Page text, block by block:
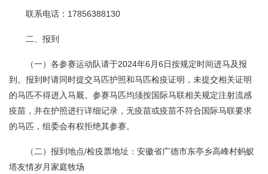
联系电话：17856388130
二、报到
（一）各参赛运动队请于2024年6月6日按规定时间进马及报
到。报到时请同时提交马匹护照和马匹检疫证明，未提交相关证明
的马匹不得进入马厩。参赛马匹均须按国际马联相关规定注射流感
疫苗，并在护照进行详细记录，无疫苗或疫苗不符合国际马联要求
的马匹，组委会有权拒绝其参赛。
（二）报到地点/检疫票地址：安徽省广德市东亭乡高峰村蚂蚁
塔友情岁月家庭牧场